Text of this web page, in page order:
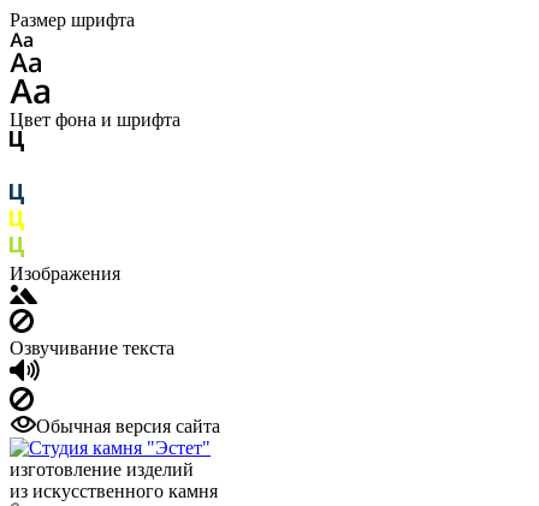
Размер шрифта
Цвет фона и шрифта
Изображения
Озвучивание текста
Обычная версия сайта
изготовление изделий
из искусственного камня